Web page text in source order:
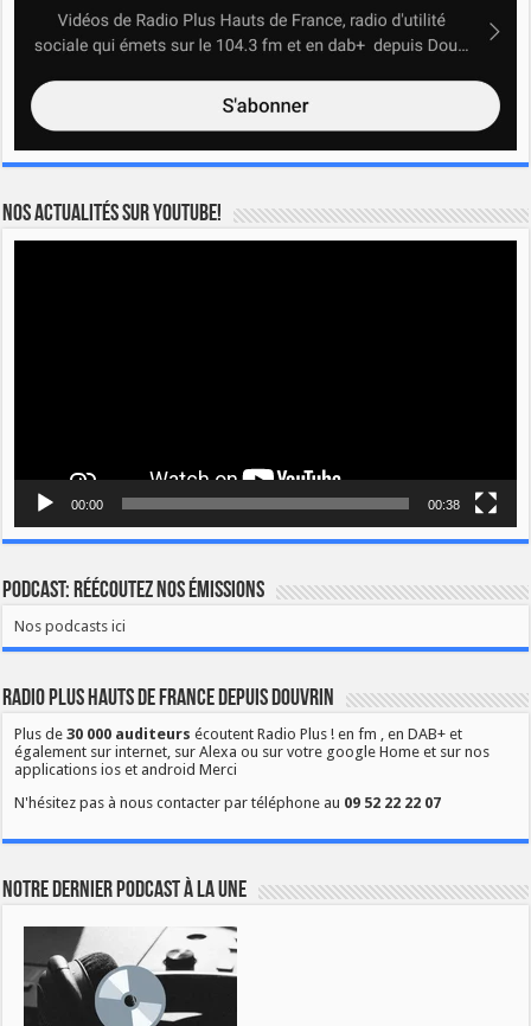
Nos actualités sur YOUTUBE!
00:00 00:38
Podcast: Réécoutez nos émissions
Nos podcasts ici
Radio Plus Hauts de France depuis Douvrin
Plus de30 000 auditeurs écoutent Radio Plus ! en fm , en DAB+ et
également sur internet, sur Alexa ou sur votre google Home et sur nos
applications ios et android Merci
N'hésitez pas à nous contacter par téléphone au 09 52 22 22 07
Notre dernier podcast à la une